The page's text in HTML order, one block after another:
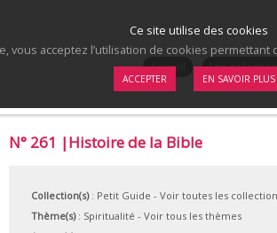
Accueil Les
N° 261 |Histoire de la Bible
Collection(s): Petit Guide - Voir toutes les
Thème(s): Spiritualité - Voir tous les thèmes
Ce site utilise des cookies
vous acceptez l’utilisation de cookies
ACCEPTER EN SAVOIR PLUS